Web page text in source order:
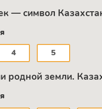
— символ
4 5
родной земли.